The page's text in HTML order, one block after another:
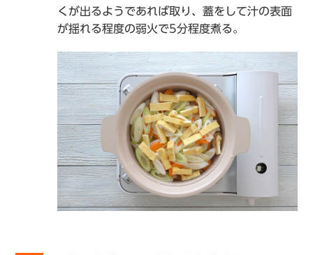
くが出るようであれば取り、蓋をして汁の表面
が揺れる程度の弱火で5分程度煮る。